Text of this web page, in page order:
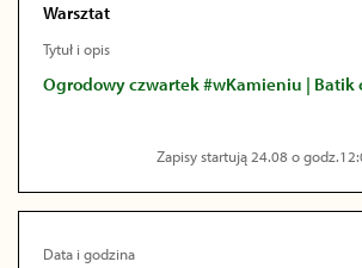
Warsztat
Tytuł i opis
Ogrodowy czwartek #wKamieniu | Batik
Zapisy startują 24.08 o
Data i godzina